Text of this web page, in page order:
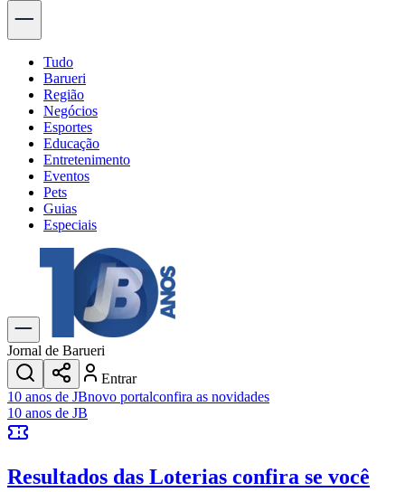
Tudo
Barueri
Região
Negócios
Esportes
Educação
Entretenimento
Eventos
Pets
Guias
Especiais
Explore Tudo
Últimas Notícias
Previsão do Tempo
Trânsito e Rotas
Dia a Dia & Lazer
Transportes
Gastronomia
Cinema & Shows
JogosNovo
Anuncie no Portal
Jornal de Barueri
Entrar
10 anos de JBnovo portalconfira as novidades
10 anos de JB
Resultados das Loterias confira se você